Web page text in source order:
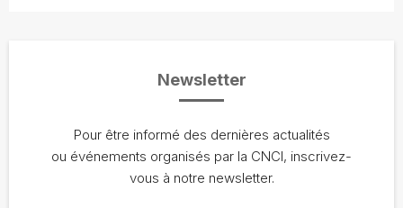
Newsletter
Pour être informé des dernières actualités
ou événements organisés par la CNCI, inscrivez-
vous à notre newsletter.